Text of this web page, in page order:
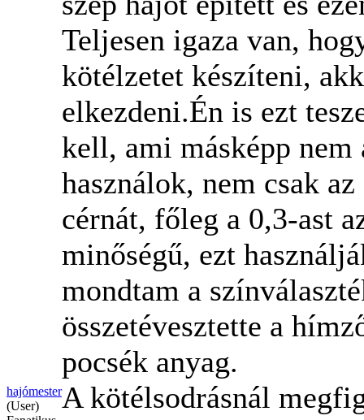
hajómester
(User)
Teljesen igaza van,
kötélzetet készíteni,
elkezdeni.Én is ezt
kell, ami másképp
használok, nem csak
cérnát, főleg a 0,3-ast
minőségű, ezt
mondtam a
összetévesztette a
pocsék anyag.
A kötélsodrásnál